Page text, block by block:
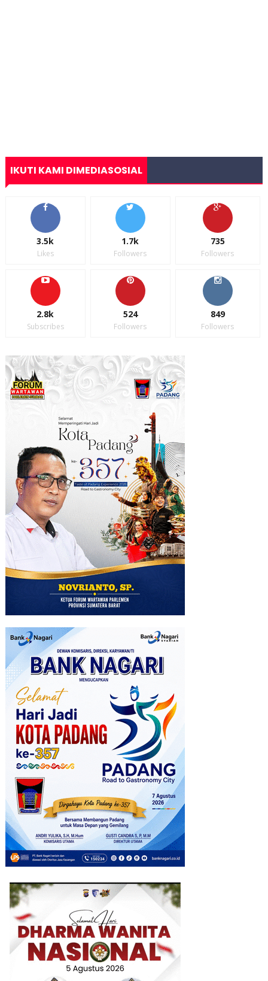
IKUTI KAMI DIMEDIASOSIAL
3.5k
Likes
1.7k
Followers
735
Followers
2.8k
Subscribes
524
Followers
849
Followers